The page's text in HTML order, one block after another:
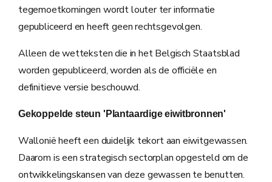
tegemoetkomingen wordt louter ter informatie
gepubliceerd en heeft geen rechtsgevolgen.
Alleen de wetteksten die in het Belgisch Staatsblad
worden gepubliceerd, worden als de officiële en
definitieve versie beschouwd.
Gekoppelde steun 'Plantaardige eiwitbronnen'
Wallonië heeft een duidelijk tekort aan eiwitgewassen.
Daarom is een strategisch sectorplan opgesteld om de
ontwikkelingskansen van deze gewassen te benutten.